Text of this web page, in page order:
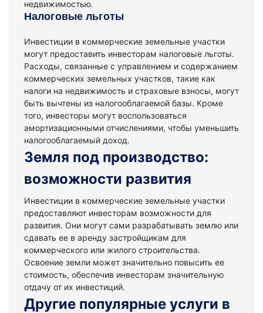
недвижимостью.
Налоговые льготы
Инвестиции в коммерческие земельные участки
могут предоставить инвесторам налоговые льготы.
Расходы, связанные с управлением и содержанием
коммерческих земельных участков, такие как
налоги на недвижимость и страховые взносы, могут
быть вычтены из налогооблагаемой базы. Кроме
того, инвесторы могут воспользоваться
амортизационными отчислениями, чтобы уменьшить
налогооблагаемый доход.
Земля под производство:
возможности развития
Инвестиции в коммерческие земельные участки
предоставляют инвесторам возможности для
развития. Они могут сами разрабатывать землю или
сдавать ее в аренду застройщикам для
коммерческого или жилого строительства.
Освоение земли может значительно повысить ее
стоимость, обеспечив инвесторам значительную
отдачу от их инвестиций.
Другие популярные услуги в